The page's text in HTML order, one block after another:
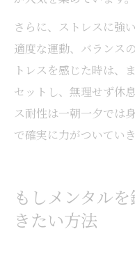
さらに、ストレスに強
適度な運動、バランス
トレスを感じた時は、
セットし、無理せず休
ス耐性は一朝一夕では
で確実に力がついていき
もしメンタル
きたい方法